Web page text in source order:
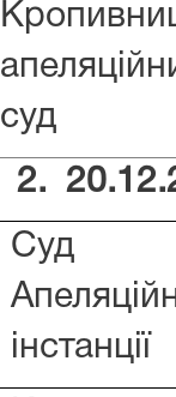
суд
2.
Суд
інстанції